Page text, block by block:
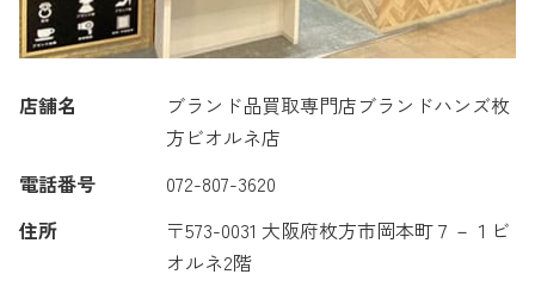
店舗名
ブランド品買取専門店ブランドハンズ枚
方ビオルネ店
電話番号
072-807-3620
住所
〒573-0031 大阪府枚方市岡本町７－１ビ
オルネ2階